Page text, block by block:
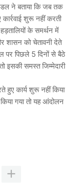
ने बताया कि जब तक
शुरू नहीं करती
के समर्थन में
शासन को चेतावनी देते
पर पिछले 5 दिनों से बैठे
इसकी समस्त जिम्मेदारी
हुए कार्य शुरू नहीं किया
गया तो यह आंदोलन